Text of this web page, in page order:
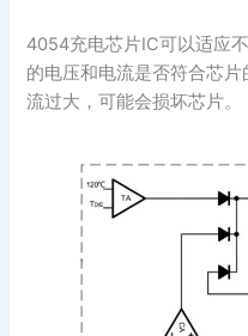
4054充电芯片IC可以适应
的电压和电流是否符合芯
流过大，可能会损坏芯片。